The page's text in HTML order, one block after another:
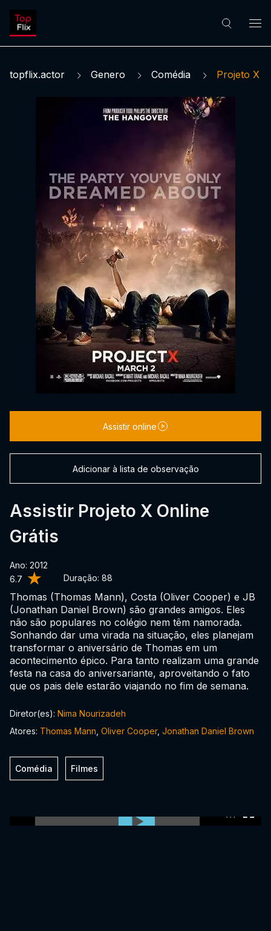
topflix.actor Genero Comédia Projeto X
6.7 Duração: 88
Assistir Projeto X Online
Grátis
Ano: 2012
Thomas (Thomas Mann), Costa (Oliver Cooper) e JB
(Jonathan Daniel Brown) são grandes amigos. Eles
não são populares no colégio nem têm namorada.
Sonhando dar uma virada na situação, eles planejam
transformar o aniversário de Thomas em um
acontecimento épico. Para tanto realizam uma grande
festa na casa do aniversariante, aproveitando o fato
que os pais dele estarão viajando no fim de semana.
Assistir online
Adicionar à lista de observação
Diretor(es): Nima Nourizadeh
Atores: Thomas Mann Oliver Cooper, Jonathan Daniel Brown
Comédia Filmes